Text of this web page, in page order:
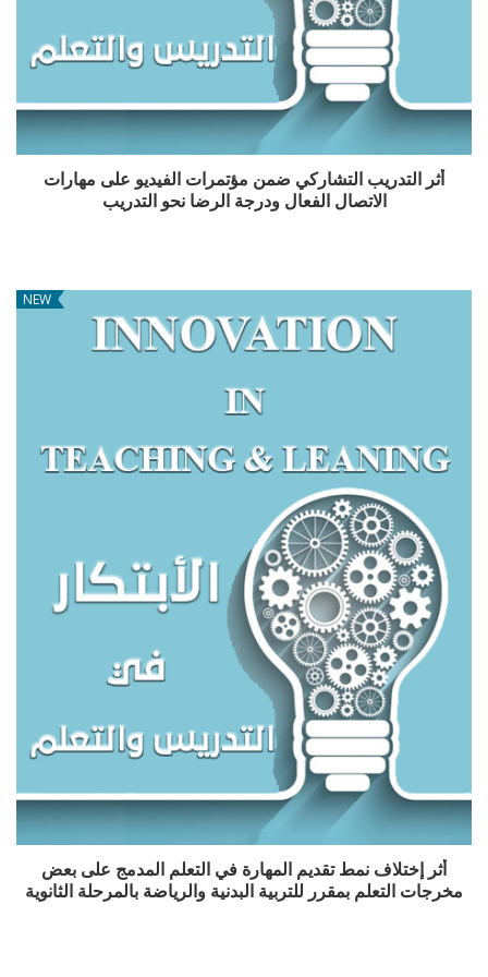
أثر التدريب التشاركي ضمن مؤتمرات الفيديو على مهارات
الاتصال الفعال ودرجة الرضا نحو التدريب
NEW
أثر إختلاف نمط تقديم المهارة في التعلم المدمج على بعض
مخرجات التعلم بمقرر للتربية البدنية والرياضة بالمرحلة الثانوية